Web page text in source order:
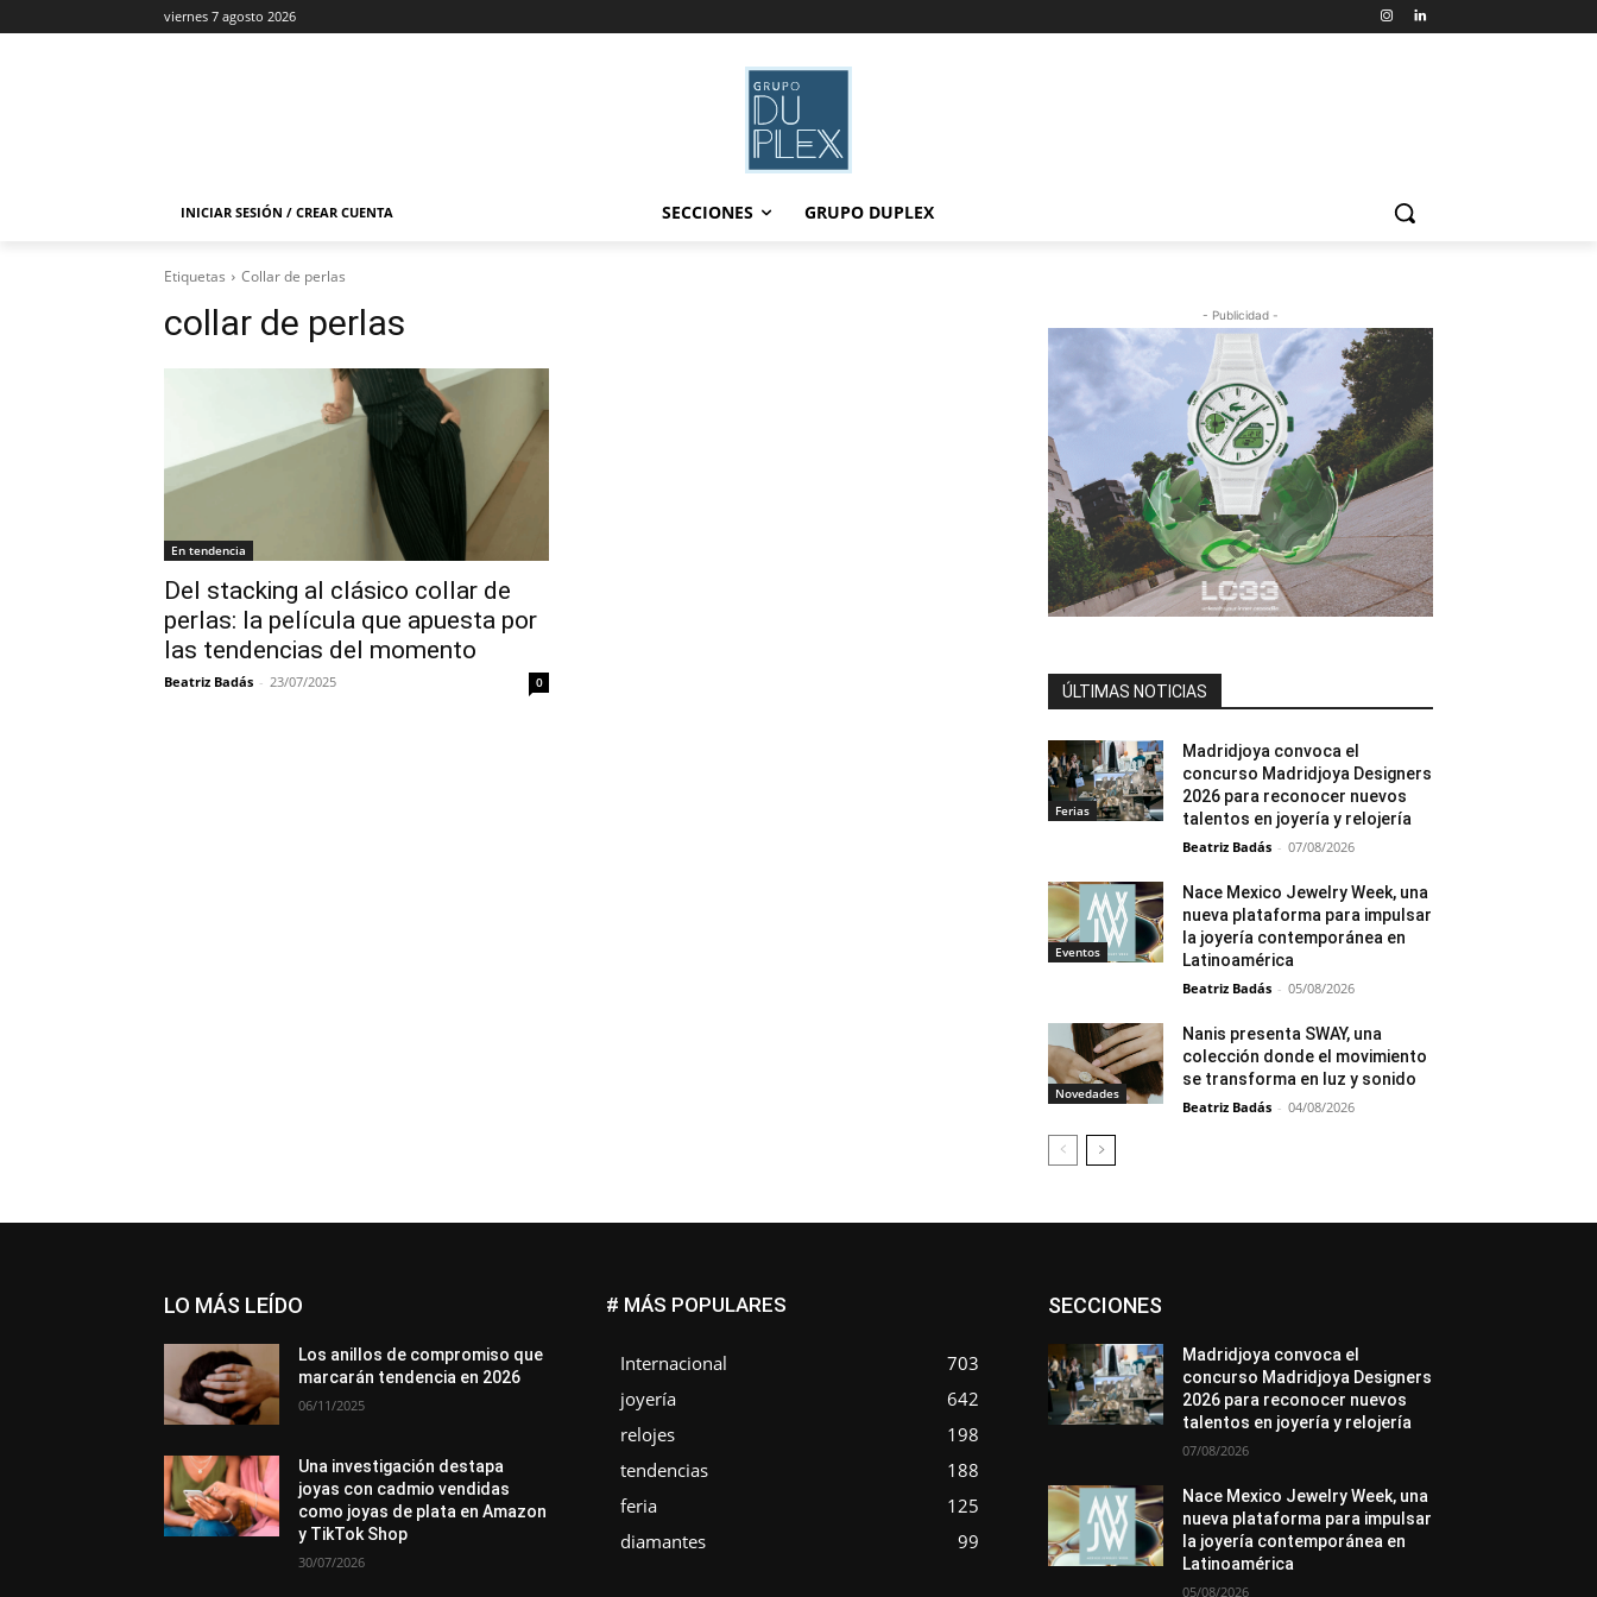
viernes 7 agosto 2026
INICIAR SESIÓN / CREAR CUENTA SECCIONES GRUPO DUPLEX
Etiquetas Collar de perlas
collar de perlas
En tendencia
Del stacking al clásico collar de
perlas: la película que apuesta por
las tendencias del momento
Beatriz Badás - 23/07/2025 0
- Publicidad -
ÚLTIMAS NOTICIAS
Ferias
Madridjoya convoca el
concurso Madridjoya Designers
2026 para reconocer nuevos
talentos en joyería y relojería
Beatriz Badás - 07/08/2026
Eventos
Nace Mexico Jewelry Week, una
nueva plataforma para impulsar
la joyería contemporánea en
Latinoamérica
Beatriz Badás - 05/08/2026
Novedades
Nanis presenta SWAY, una
colección donde el movimiento
se transforma en luz y sonido
Beatriz Badás - 04/08/2026
LO MÁS LEÍDO
Los anillos de compromiso que
marcarán tendencia en 2026
06/11/2025
Una investigación destapa
joyas con cadmio vendidas
como joyas de plata en Amazon
y TikTok Shop
30/07/2026
# MÁS POPULARES
Internacional
703
joyería
642
relojes
198
tendencias
188
feria
125
diamantes
99
SECCIONESAsociaciones
En tendencia
In memoriam
Metales
Mundo Técnico
Novedades
Opiniones
Premios
Secciones
Sucesos
Más
Madridjoya convoca el
concurso Madridjoya Designers
2026 para reconocer nuevos
talentos en joyería y relojería
07/08/2026
Nace Mexico Jewelry Week, una
nueva plataforma para impulsar
la joyería contemporánea en
Latinoamérica
05/08/2026